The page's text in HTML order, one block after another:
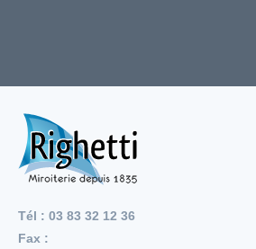
Tél : 03 83 32 12 36
Fax :